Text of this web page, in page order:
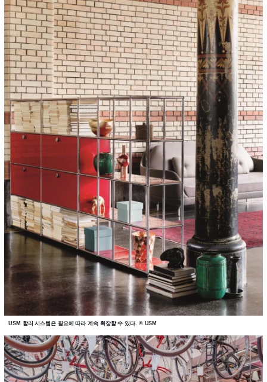
USM 할러 시스템은 필요에 따라 계속 확장할 수 있다. © USM